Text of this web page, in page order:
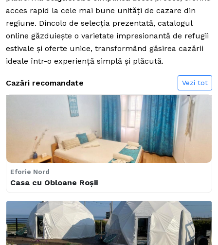
acces rapid la cele mai bune unități de cazare din
regiune. Dincolo de selecția prezentată, catalogul
online găzduiește o varietate impresionantă de refugii
estivale și oferte unice, transformând găsirea cazării
ideale într-o experiență simplă și plăcută.
Cazări recomandate Vezi tot
Costineşti
Sunrise Boutique
Eforie Nord
Casa cu Obloane Roșii